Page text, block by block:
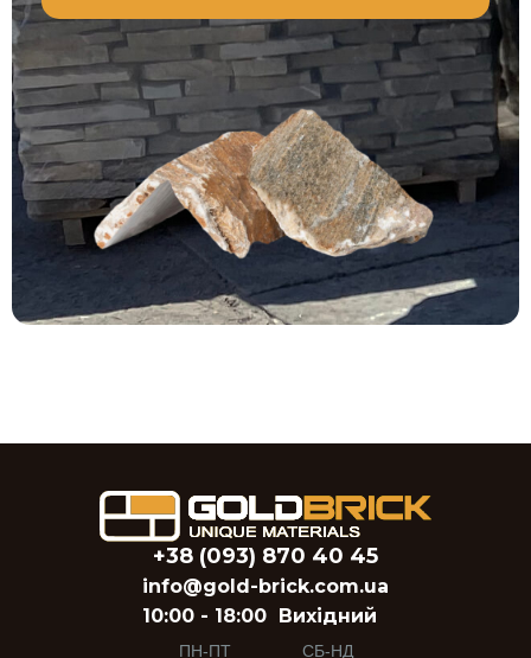
+38 (093) 870 40 45
info@gold-brick.com.ua
10:00 - 18:00
ПН-ПТ
Вихідний
СБ-НД